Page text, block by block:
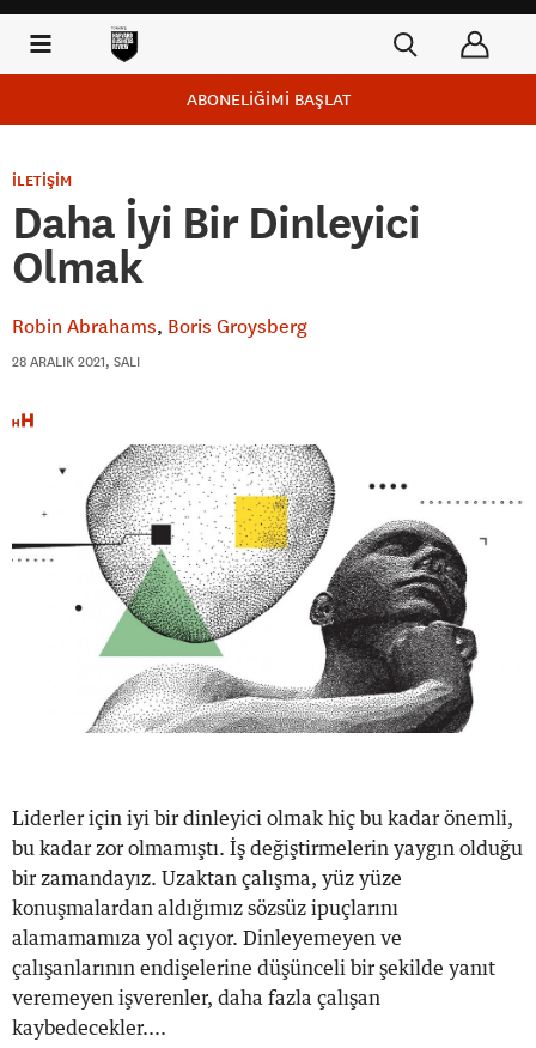
ABONELİĞİMİ BAŞLAT
İLETİŞİM
Daha İyi Bir Dinleyici
Olmak
Robin Abrahams Boris Groysberg
28 ARALIK 2021, SALI
Liderler için iyi bir dinleyici olmak hiç bu kadar önemli,
bu kadar zor olmamıştı. İş değiştirmelerin yaygın olduğu
bir zamandayız. Uzaktan çalışma, yüz yüze
konuşmalardan aldığımız sözsüz ipuçlarını
alamamamıza yol açıyor. Dinleyemeyen ve
çalışanlarının endişelerine düşünceli bir şekilde yanıt
veremeyen işverenler, daha fazla çalışan
kaybedecekler....